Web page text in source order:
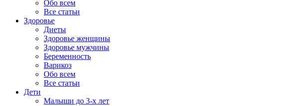
Обо всем
Все статьи
Здоровье
Диеты
Здоровье женщины
Здоровье мужчины
Беременность
Варикоз
Обо всем
Все статьи
Дети
Малыши до 3-х лет